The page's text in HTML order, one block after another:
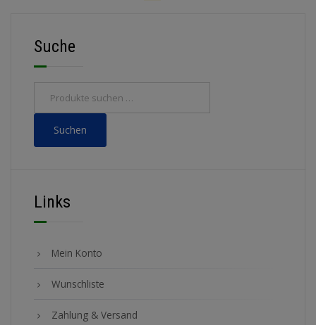
Suche
Suchen
Links
Mein Konto
Wunschliste
Zahlung & Versand